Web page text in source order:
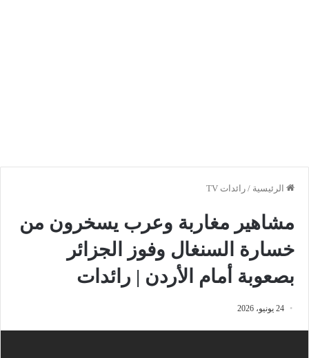
الرئيسية / رائدات TV
مشاهير مغاربة وعرب يسخرون من
خسارة السنغال وفوز الجزائر
بصعوبة أمام الأردن | رائدات
24 يونيو، 2026